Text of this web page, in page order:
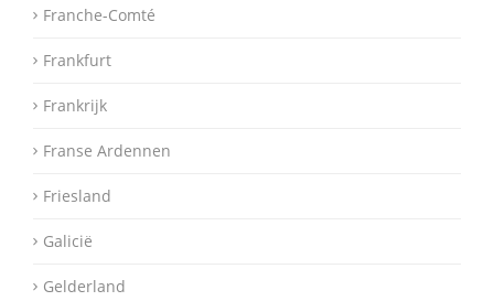
Franche-Comté
Frankfurt
Frankrijk
Franse Ardennen
Friesland
Galicië
Gelderland